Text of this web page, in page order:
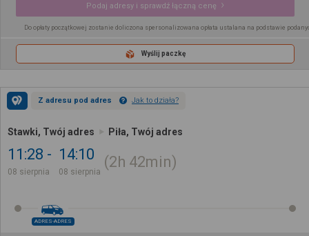
Podaj adresy i sprawdź łączną cenę
Do opłaty początkowej zostanie doliczona spersonalizowana opłata ustalana na podstawie
Wyślij paczkę
Z adresu pod adres Jak to działa?
Stawki, Twój adres Piła, Twój adres
11:28
08 sierpnia
14:10
08 sierpnia
2h 42min
ADRES-ADRES